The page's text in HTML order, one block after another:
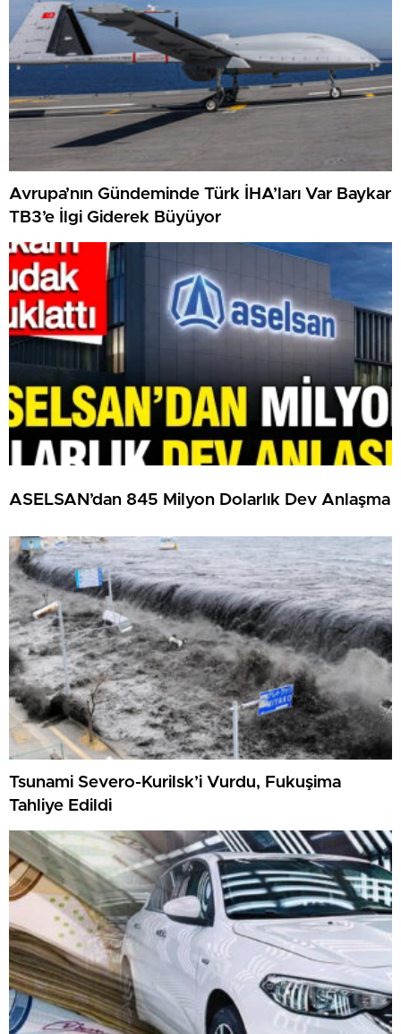
Avrupa’nın Gündeminde Türk İHA’ları Var Baykar
TB3’e İlgi Giderek Büyüyor
ASELSAN’dan 845 Milyon Dolarlık Dev Anlaşma
Tsunami Severo-Kurilsk’i Vurdu, Fukuşima
Tahliye Edildi